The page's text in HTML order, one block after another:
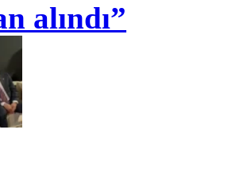
alındı”